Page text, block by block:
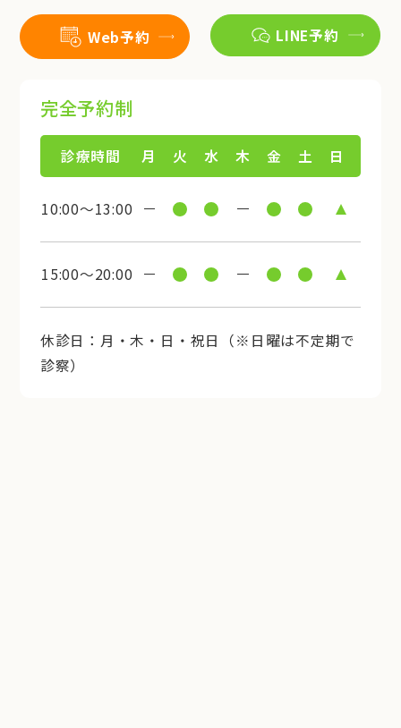
Web予約 LINE予約
完全予約制
診療時間 月 火 水 木 金 土 日
10:00～13:00
15:00～20:00
休診日：月・木・日・祝日（※日曜は不定期で
診察）